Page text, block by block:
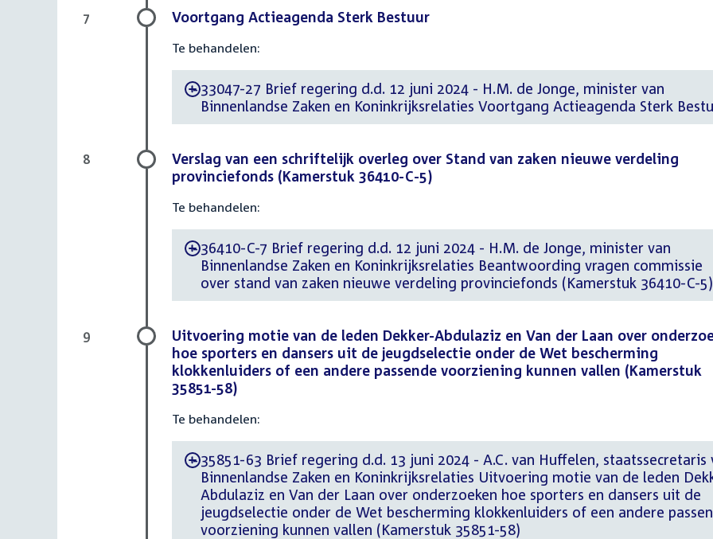
Voortgang Actieagenda Sterk Bestuur
Te behandelen:
-33047-27 Brief regering d.d. 12 juni 2024 - H.M. de Jonge, minister van
Binnenlandse Zaken en Koninkrijksrelaties Voortgang Actieagenda Sterk
7
Verslag van een schriftelijk overleg over Stand van zaken nieuwe verdeling
provinciefonds (Kamerstuk 36410-C-5)
Te behandelen:
-36410-C-7 Brief regering d.d. 12 juni 2024 - H.M. de Jonge, minister van
Binnenlandse Zaken en Koninkrijksrelaties Beantwoording vragen commissie
over stand van zaken nieuwe verdeling provinciefonds (Kamerstuk 36410-C-5)
8
Uitvoering motie van de leden Dekker-Abdulaziz en Van der Laan over
hoe sporters en dansers uit de jeugdselectie onder de Wet bescherming
klokkenluiders of een andere passende voorziening kunnen vallen (Kamerstuk
35851-58)
Te behandelen:
-35851-63 Brief regering d.d. 13 juni 2024 - A.C. van Huffelen, staatssecretaris
Binnenlandse Zaken en Koninkrijksrelaties Uitvoering motie van de leden
Abdulaziz en Van der Laan over onderzoeken hoe sporters en dansers uit de
jeugdselectie onder de Wet bescherming klokkenluiders of een andere
voorziening kunnen vallen (Kamerstuk 35851-58)
9